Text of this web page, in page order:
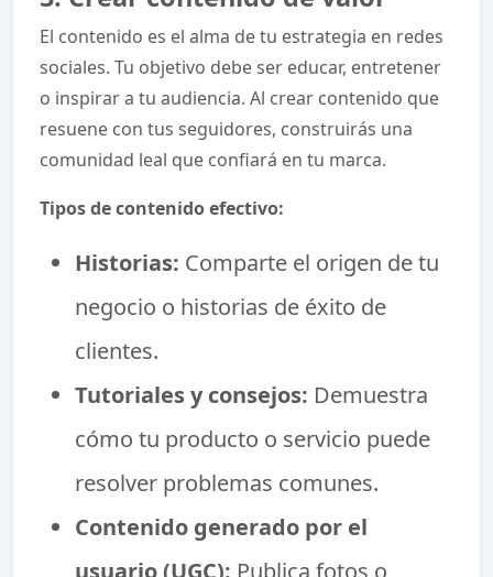
El contenido es el alma de tu estrategia en redes
sociales. Tu objetivo debe ser educar, entretener
o inspirar a tu audiencia. Al crear contenido que
resuene con tus seguidores, construirás una
comunidad leal que confiará en tu marca.
Tipos de contenido efectivo:
Historias: Comparte el origen de tu
negocio o historias de éxito de
clientes.
Tutoriales y consejos: Demuestra
cómo tu producto o servicio puede
resolver problemas comunes.
Contenido generado por el
usuario (UGC): Publica fotos o